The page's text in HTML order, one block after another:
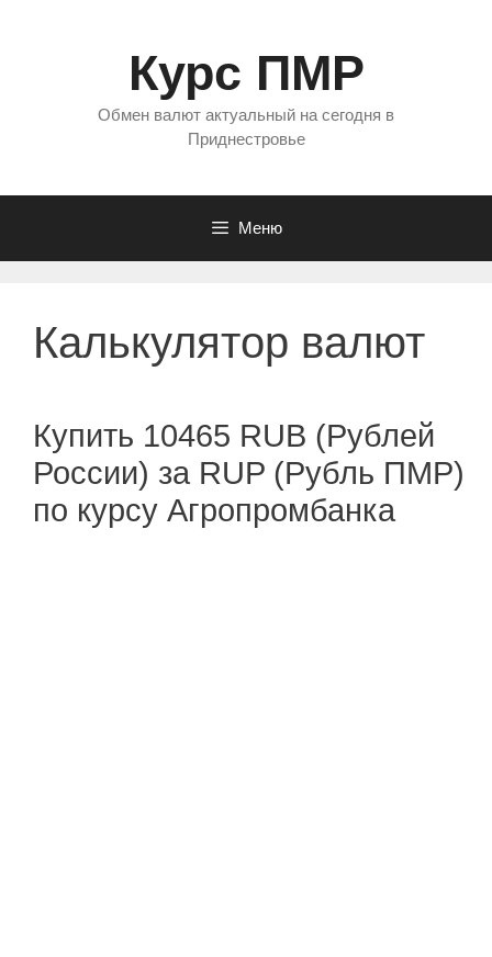
Курс ПМР
Обмен валют актуальный на сегодня в
Приднестровье
Меню
Калькулятор валют
Купить 10465 RUB (Рублей
России) за RUP (Рубль ПМР)
по курсу Агропромбанка